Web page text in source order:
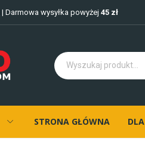
| Darmowa wysyłka powyżej 45 zł
STRONA GŁÓWNA